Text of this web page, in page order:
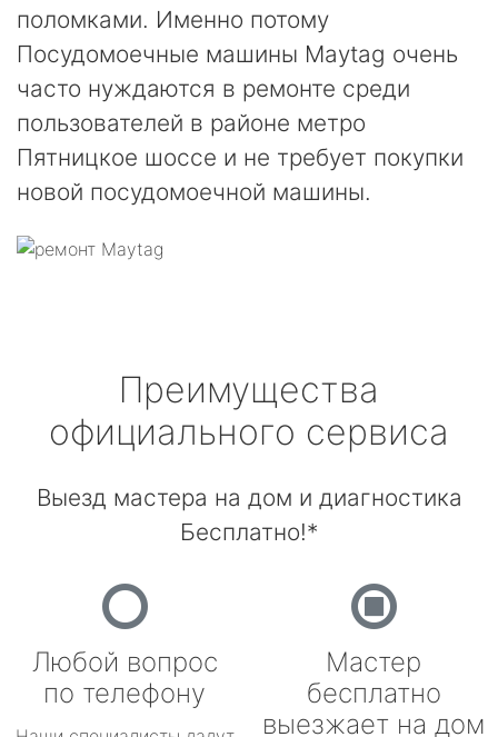
поломками. Именно потому
Посудомоечные машины Maytag очень
часто нуждаются в ремонте среди
пользователей в районе метро
Пятницкое шоссе и не требует покупки
новой посудомоечной машины.
Преимущества
официального сервиса
Выезд мастера на дом и диагностика
Бесплатно!*
Любой вопрос
по телефону
Мастер
бесплатно
выезжает на дом